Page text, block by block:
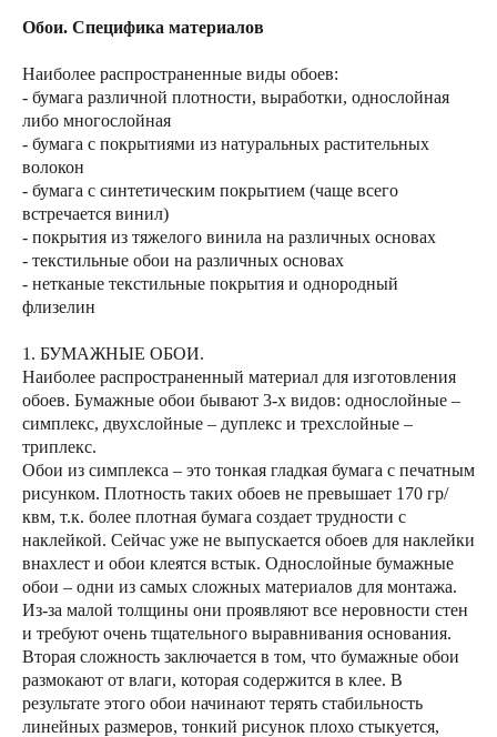
Обои. Специфика материалов
Наиболее распространенные виды обоев:
- бумага различной плотности, выработки, однослойная
либо многослойная
- бумага с покрытиями из натуральных растительных
волокон
- бумага с синтетическим покрытием (чаще всего
встречается винил)
- покрытия из тяжелого винила на различных основах
- текстильные обои на различных основах
- нетканые текстильные покрытия и однородный
флизелин
1. БУМАЖНЫЕ ОБОИ.
Наиболее распространенный материал для изготовления
обоев. Бумажные обои бывают 3-х видов: однослойные –
симплекс, двухслойные – дуплекс и трехслойные –
триплекс.
Обои из симплекса – это тонкая гладкая бумага с печатным
рисунком. Плотность таких обоев не превышает 170 гр/
квм, т.к. более плотная бумага создает трудности с
наклейкой. Сейчас уже не выпускается обоев для наклейки
внахлест и обои клеятся встык. Однослойные бумажные
обои – одни из самых сложных материалов для монтажа.
Из-за малой толщины они проявляют все неровности стен
и требуют очень тщательного выравнивания основания.
Вторая сложность заключается в том, что бумажные обои
размокают от влаги, которая содержится в клее. В
результате этого обои начинают терять стабильность
линейных размеров, тонкий рисунок плохо стыкуется,